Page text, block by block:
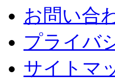
お問い合
プライバ
サイトマ